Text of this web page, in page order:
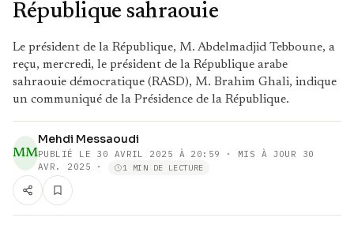
République sahraouie
Le président de la République, M. Abdelmadjid Tebboune, a
reçu, mercredi, le président de la République arabe
sahraouie démocratique (RASD), M. Brahim Ghali, indique
un communiqué de la Présidence de la République.
MM
Mehdi Messaoudi
PUBLIÉ LE 30 AVRIL 2025 À 20:59
· MIS À JOUR 30
AVR. 2025 · 1 MIN DE LECTURE